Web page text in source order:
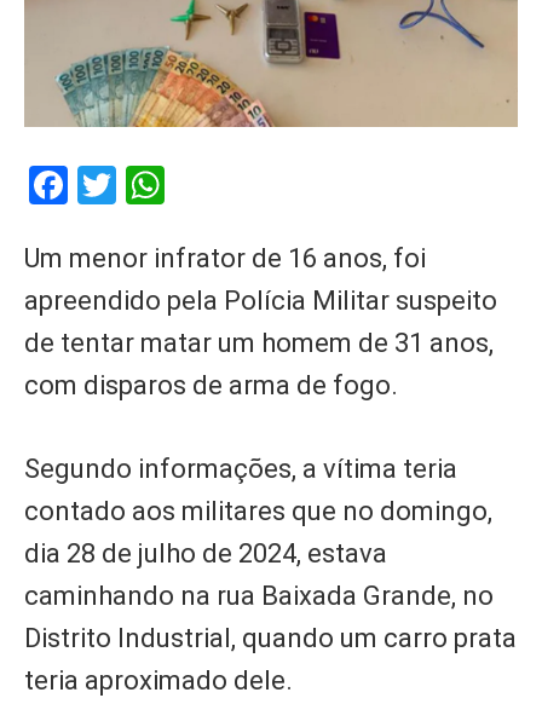
Facebook
Twitter
Um menor infrator de 16 anos, foi
apreendido pela Polícia Militar suspeito
de tentar matar um homem de 31 anos,
com disparos de arma de fogo.
Segundo informações, a vítima teria
contado aos militares que no domingo,
dia 28 de julho de 2024, estava
caminhando na rua Baixada Grande, no
Distrito Industrial, quando um carro prata
teria aproximado dele.